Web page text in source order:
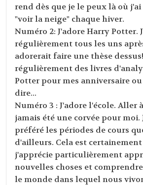
rend dès que je le peux là où
"voir la neige" chaque hiver.
Numéro 2: J'adore Harry Potter.
régulièrement tous les uns
adorerait faire une thèse
régulièrement des livres
Potter pour mes anniversaire
dire...
Numéro 3 : J'adore l'école. Aller
jamais été une corvée pour
préféré les périodes de cours
d'ailleurs. Cela est
j'apprécie particulièrement
nouvelles choses et
le monde dans lequel nous